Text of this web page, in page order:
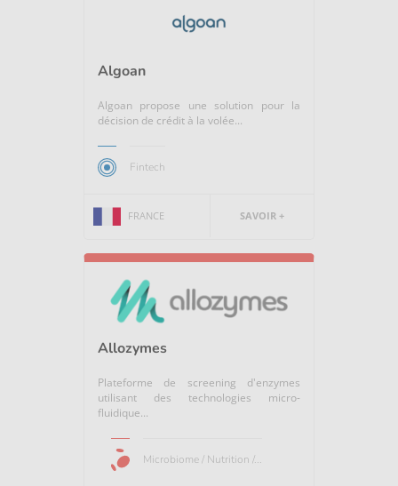
Algoan
Algoan propose une solution pour la
décision de crédit à la volée...
Fintech
FRANCE SAVOIR +
Allozymes
Plateforme de screening d'enzymes
utilisant des technologies micro-
fluidique...
Microbiome / Nutrition /...